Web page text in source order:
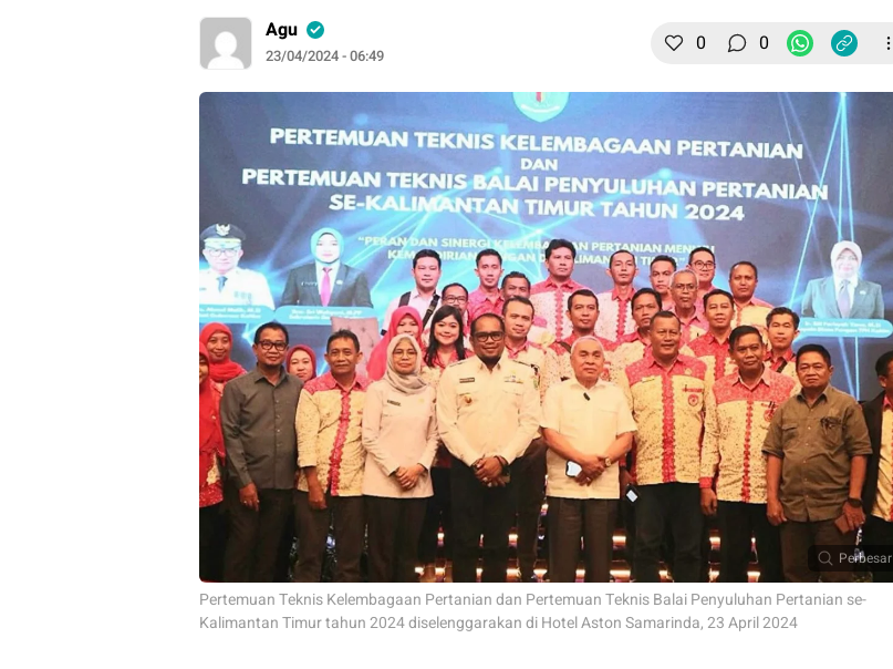
Agu
23/04/2024 - 06:49 0 0
Perbesar
Pertemuan Teknis Kelembagaan Pertanian dan Pertemuan Teknis Balai Penyuluhan Pertanian se-
Kalimantan Timur tahun 2024 diselenggarakan di Hotel Aston Samarinda, 23 April 2024